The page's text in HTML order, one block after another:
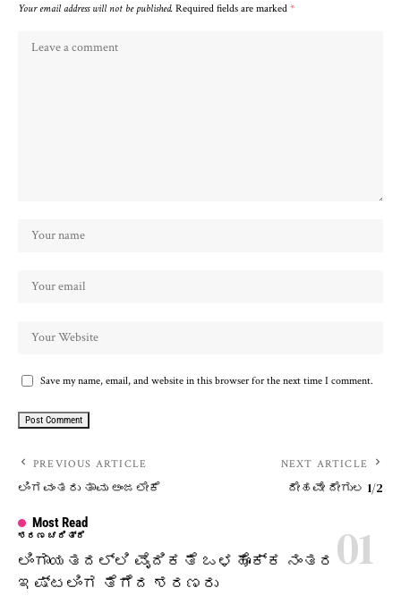
Your email address will not be published. Required fields are marked *
Save my name, email, and website in this browser for the next time I comment.
PREVIOUS ARTICLE
ಲಿಂಗವಂತರು ತಾವು ಅಂಜಲೇಕೆ
NEXT ARTICLE
ದೇಹವೇ ದೇಗುಲ 1/2
Most Read
ಶರಣ ಚರಿತ್ರೆ
ಲಿಂಗಾಯತದಲ್ಲಿ ವೈದಿಕತೆ ಒಳಹೊಕ್ಕ ನಂತರ
ಇಷ್ಟಲಿಂಗ ತೆಗೆದ ಶರಣರು